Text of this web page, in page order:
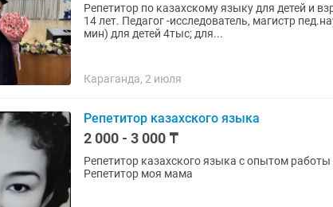
Репетитор по казахскому языку для детей и
14 лет. Педагог -исследователь, магистр
мин) для детей 4тыс; для...
Караганда, 2 июля
Репетитор казахского языка
2 000 - 3 000 ₸
Репетитор казахского языка с опытом
Репетитор моя мама